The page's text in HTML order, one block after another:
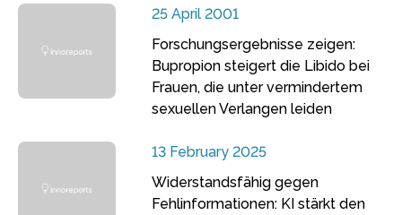
25 April 2001
Forschungsergebnisse zeigen:
Bupropion steigert die Libido bei
Frauen, die unter vermindertem
sexuellen Verlangen leiden
13 February 2025
Widerstandsfähig gegen
Fehlinformationen: KI stärkt den